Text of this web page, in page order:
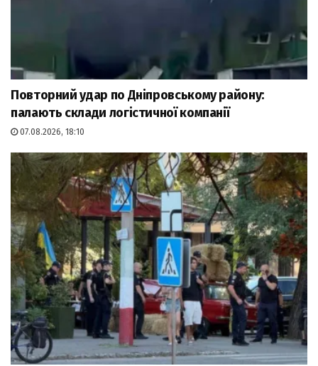
Повторний удар по Дніпровському району:
палають склади логістичної компанії
07.08.2026, 18:10